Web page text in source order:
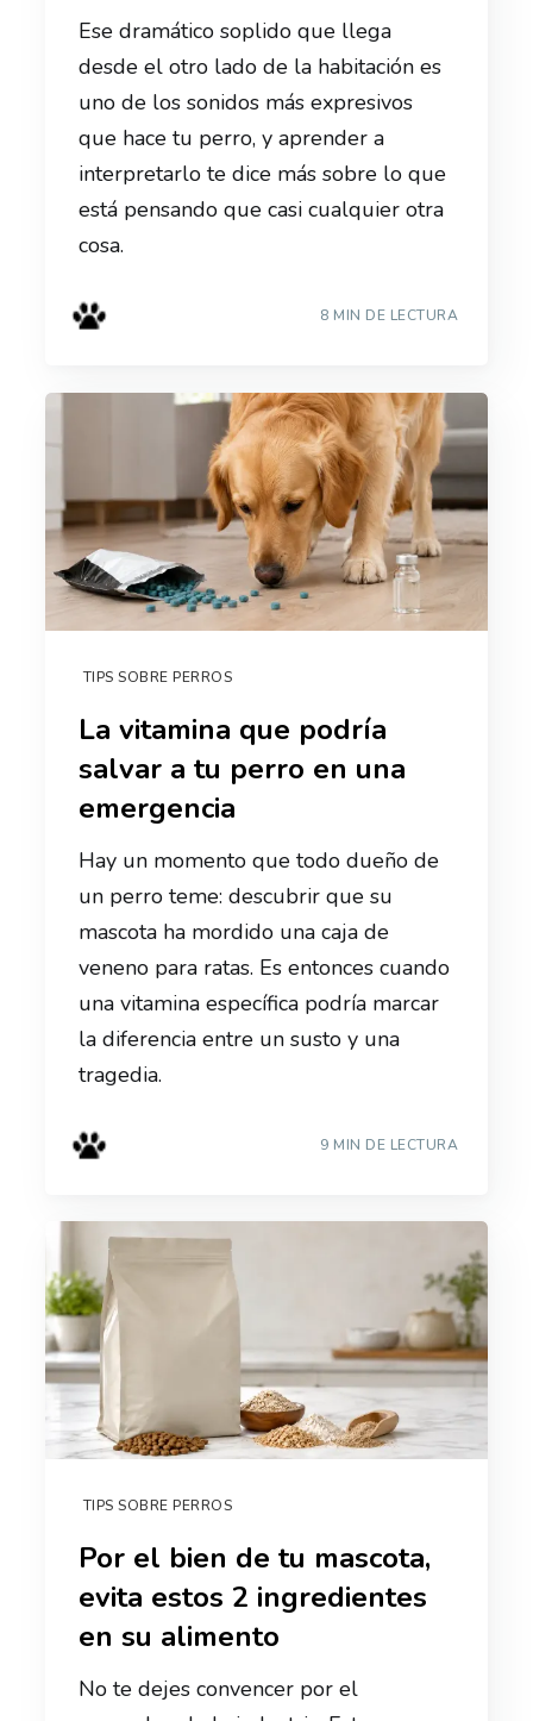
Ese dramático soplido que llega
desde el otro lado de la habitación es
uno de los sonidos más expresivos
que hace tu perro, y aprender a
interpretarlo te dice más sobre lo que
está pensando que casi cualquier otra
cosa.
8 MIN DE LECTURA
TIPS SOBRE PERROS
La vitamina que podría
salvar a tu perro en una
emergencia
Hay un momento que todo dueño de
un perro teme: descubrir que su
mascota ha mordido una caja de
veneno para ratas. Es entonces cuando
una vitamina específica podría marcar
la diferencia entre un susto y una
tragedia.
9 MIN DE LECTURA
TIPS SOBRE PERROS
Por el bien de tu mascota,
evita estos 2 ingredientes
en su alimento
No te dejes convencer por el